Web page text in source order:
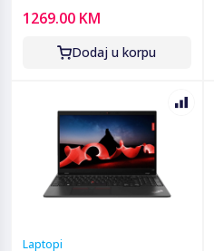
X1502VA-BQ433
1269.00 KM
Dodaj u korpu
Laptopi